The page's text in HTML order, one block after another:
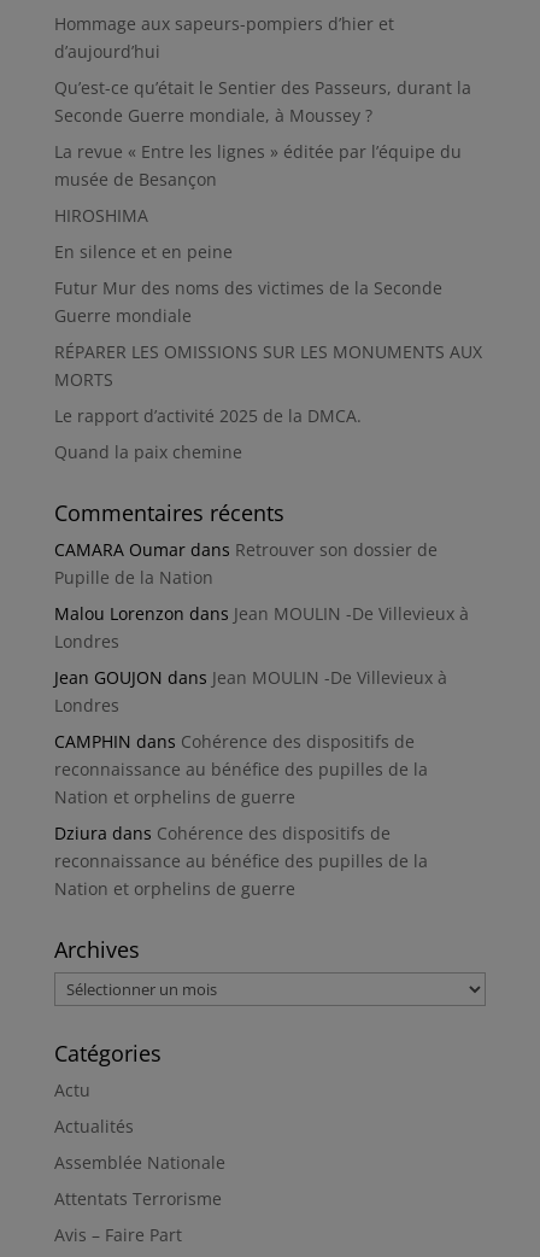
Hommage aux sapeurs-pompiers d’hier et
d’aujourd’hui
Qu’est-ce qu’était le Sentier des Passeurs, durant la
Seconde Guerre mondiale, à Moussey ?
La revue « Entre les lignes » éditée par l’équipe du
musée de Besançon
HIROSHIMA
En silence et en peine
Futur Mur des noms des victimes de la Seconde
Guerre mondiale
RÉPARER LES OMISSIONS SUR LES MONUMENTS AUX
MORTS
Le rapport d’activité 2025 de la DMCA.
Quand la paix chemine
Commentaires récents
CAMARA Oumardans Retrouver son dossier de
Pupille de la Nation
Malou Lorenzon dans Jean MOULIN -De Villevieux à
Londres
Jean GOUJON dans Jean MOULIN -De Villevieux à
Londres
CAMPHIN dans Cohérence des dispositifs de
reconnaissance au bénéfice des pupilles de la
Nation et orphelins de guerre
Dziura dans Cohérence des dispositifs de
reconnaissance au bénéfice des pupilles de la
Nation et orphelins de guerre
Archives
Archives
Catégories
Actu
Actualités
Assemblée Nationale
Attentats Terrorisme
Avis – Faire Part